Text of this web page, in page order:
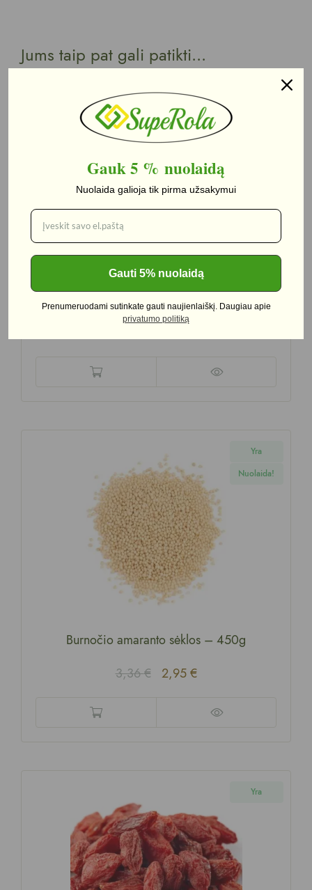
Jums taip pat gali patikti...
Bolivinė balanda Kynva –450g
Yra
Nuolaida!
Burnočio amaranto sėklos – 450g
3,36€ 2,95€
Yra
Gauk 5 % nuolaidą
Nuolaida galioja tik pirma užsakymui
Gauti 5% nuolaidą
Prenumeruodami sutinkate gauti naujienlaiškį. Daugiau apie
privatumo politiką